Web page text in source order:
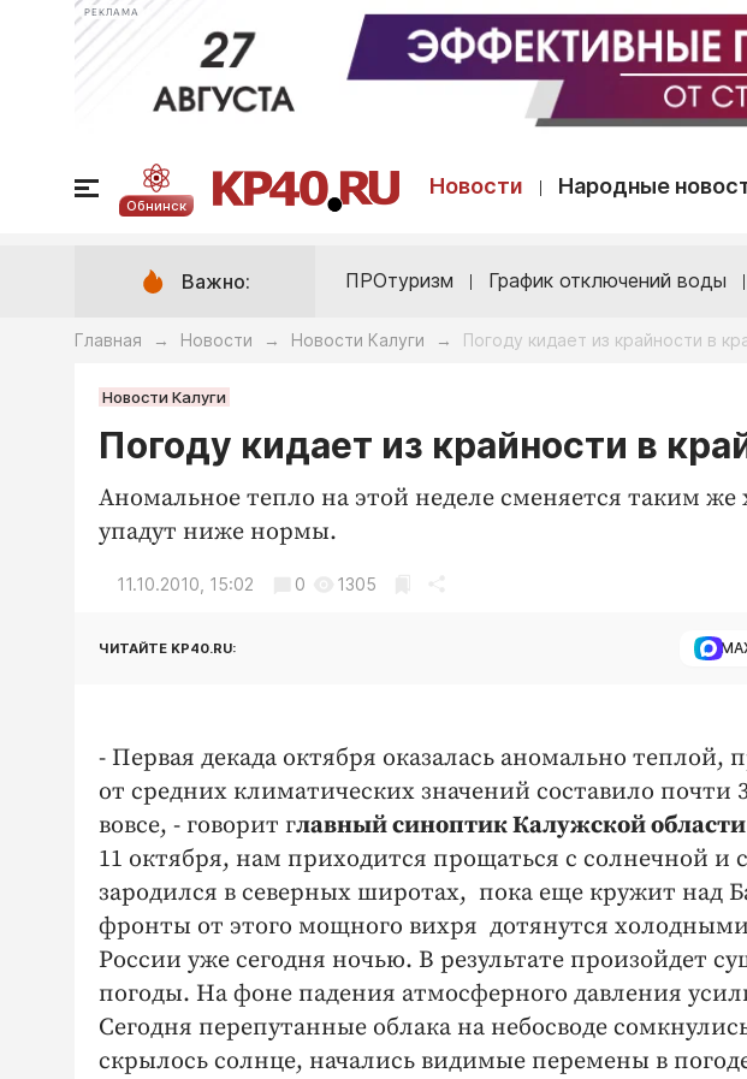
РЕКЛАМА
Обнинск
Новости Народные
Важно: ПРОтуризм График отключений воды
Главная → Новости → Новости Калуги → Погоду кидает из крайности в
Новости Калуги
Погоду кидает из крайности в
Аномальное тепло на этой неделе сменяется таким
упадут ниже нормы.
11.10.2010, 15:02 0 1305
ЧИТАЙТЕ KP40.RU:
- Первая декада октября оказалась аномально
от средних климатических значений составило почти
вовсе, - говорит главный синоптик Калужской
11 октября, нам приходится прощаться с солнечной
зародился в северных широтах, пока еще кружит
фронты от этого мощного вихря дотянутся
России уже сегодня ночью. В результате произойдет
погоды. На фоне падения атмосферного давления
Сегодня перепутанные облака на небосводе
скрылось солнце, начались видимые перемены в